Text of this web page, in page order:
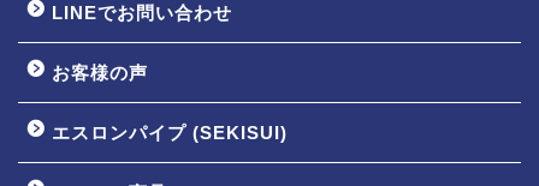
LINEでお問い合わせ
お客様の声
エスロンパイプ (SEKISUI)